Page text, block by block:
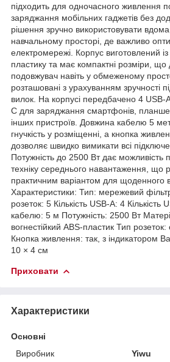
підходить для одночасного живлення
заряджання мобільних гаджетів без
рішення зручно використовувати
навчальному просторі, де важливо
електромережі. Корпус виготовлений із
пластику та має компактні розміри, що
подовжувач навіть у обмеженому
розташовані з урахуванням зручності
вилок. На корпусі передбачено 4 USB-
C для заряджання смартфонів,
інших пристроїв. Довжина кабелю 5
гнучкість у розміщенні, а кнопка
дозволяє швидко вимикати всі
Потужність до 2500 Вт дає можливість
техніку середнього навантаження, що
практичним варіантом для щоденного
Характеристики: Тип: мережевий
розеток: 5 Кількість USB-A: 4
кабелю: 5 м Потужність: 2500 Вт
вогнестійкий ABS-пластик Тип
Кнопка живлення: так, з індикатором
10 × 4 см
Приховати
Характеристики
Основні
Виробник
Yiwu